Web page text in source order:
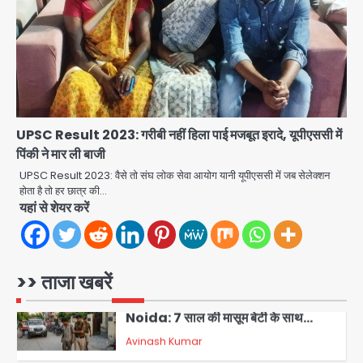
UPSC Result 2023: गरीबी नहीं हिला पाई मजबूत इरादे, यूपीएससी में
पिंकी ने मार ली बाजी
UPSC Result 2023: वैसे तो संघ लोक सेवा आयोग यानी यूपीएससी में जब सेलेक्शन
होता है तो हर छात्र की…
यहां से शेयर करें
>> ताजा खबरें
4
गांव में मातम
Avinash Kumar
5
Greater Noida road accident:
तेज रफ्तार कार की टक्कर से बाइक सवार दो
युवकों की मौत, परिवारों में मातम
Avinash Kumar
1
में कपड़ा व्यापारी शिवचरण रामरत्न गुप्ता की मौत:
पहुंचीं
2
Minor daughter abuse case in
Rapido Driver Mobile
Snatcher: नोएडा में रैपिडो चालक निकला